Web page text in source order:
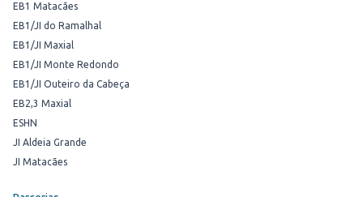
EB1 Matacães
EB1/JI do Ramalhal
EB1/JI Maxial
EB1/JI Monte Redondo
EB1/JI Outeiro da Cabeça
EB2,3 Maxial
ESHN
JI Aldeia Grande
JI Matacães